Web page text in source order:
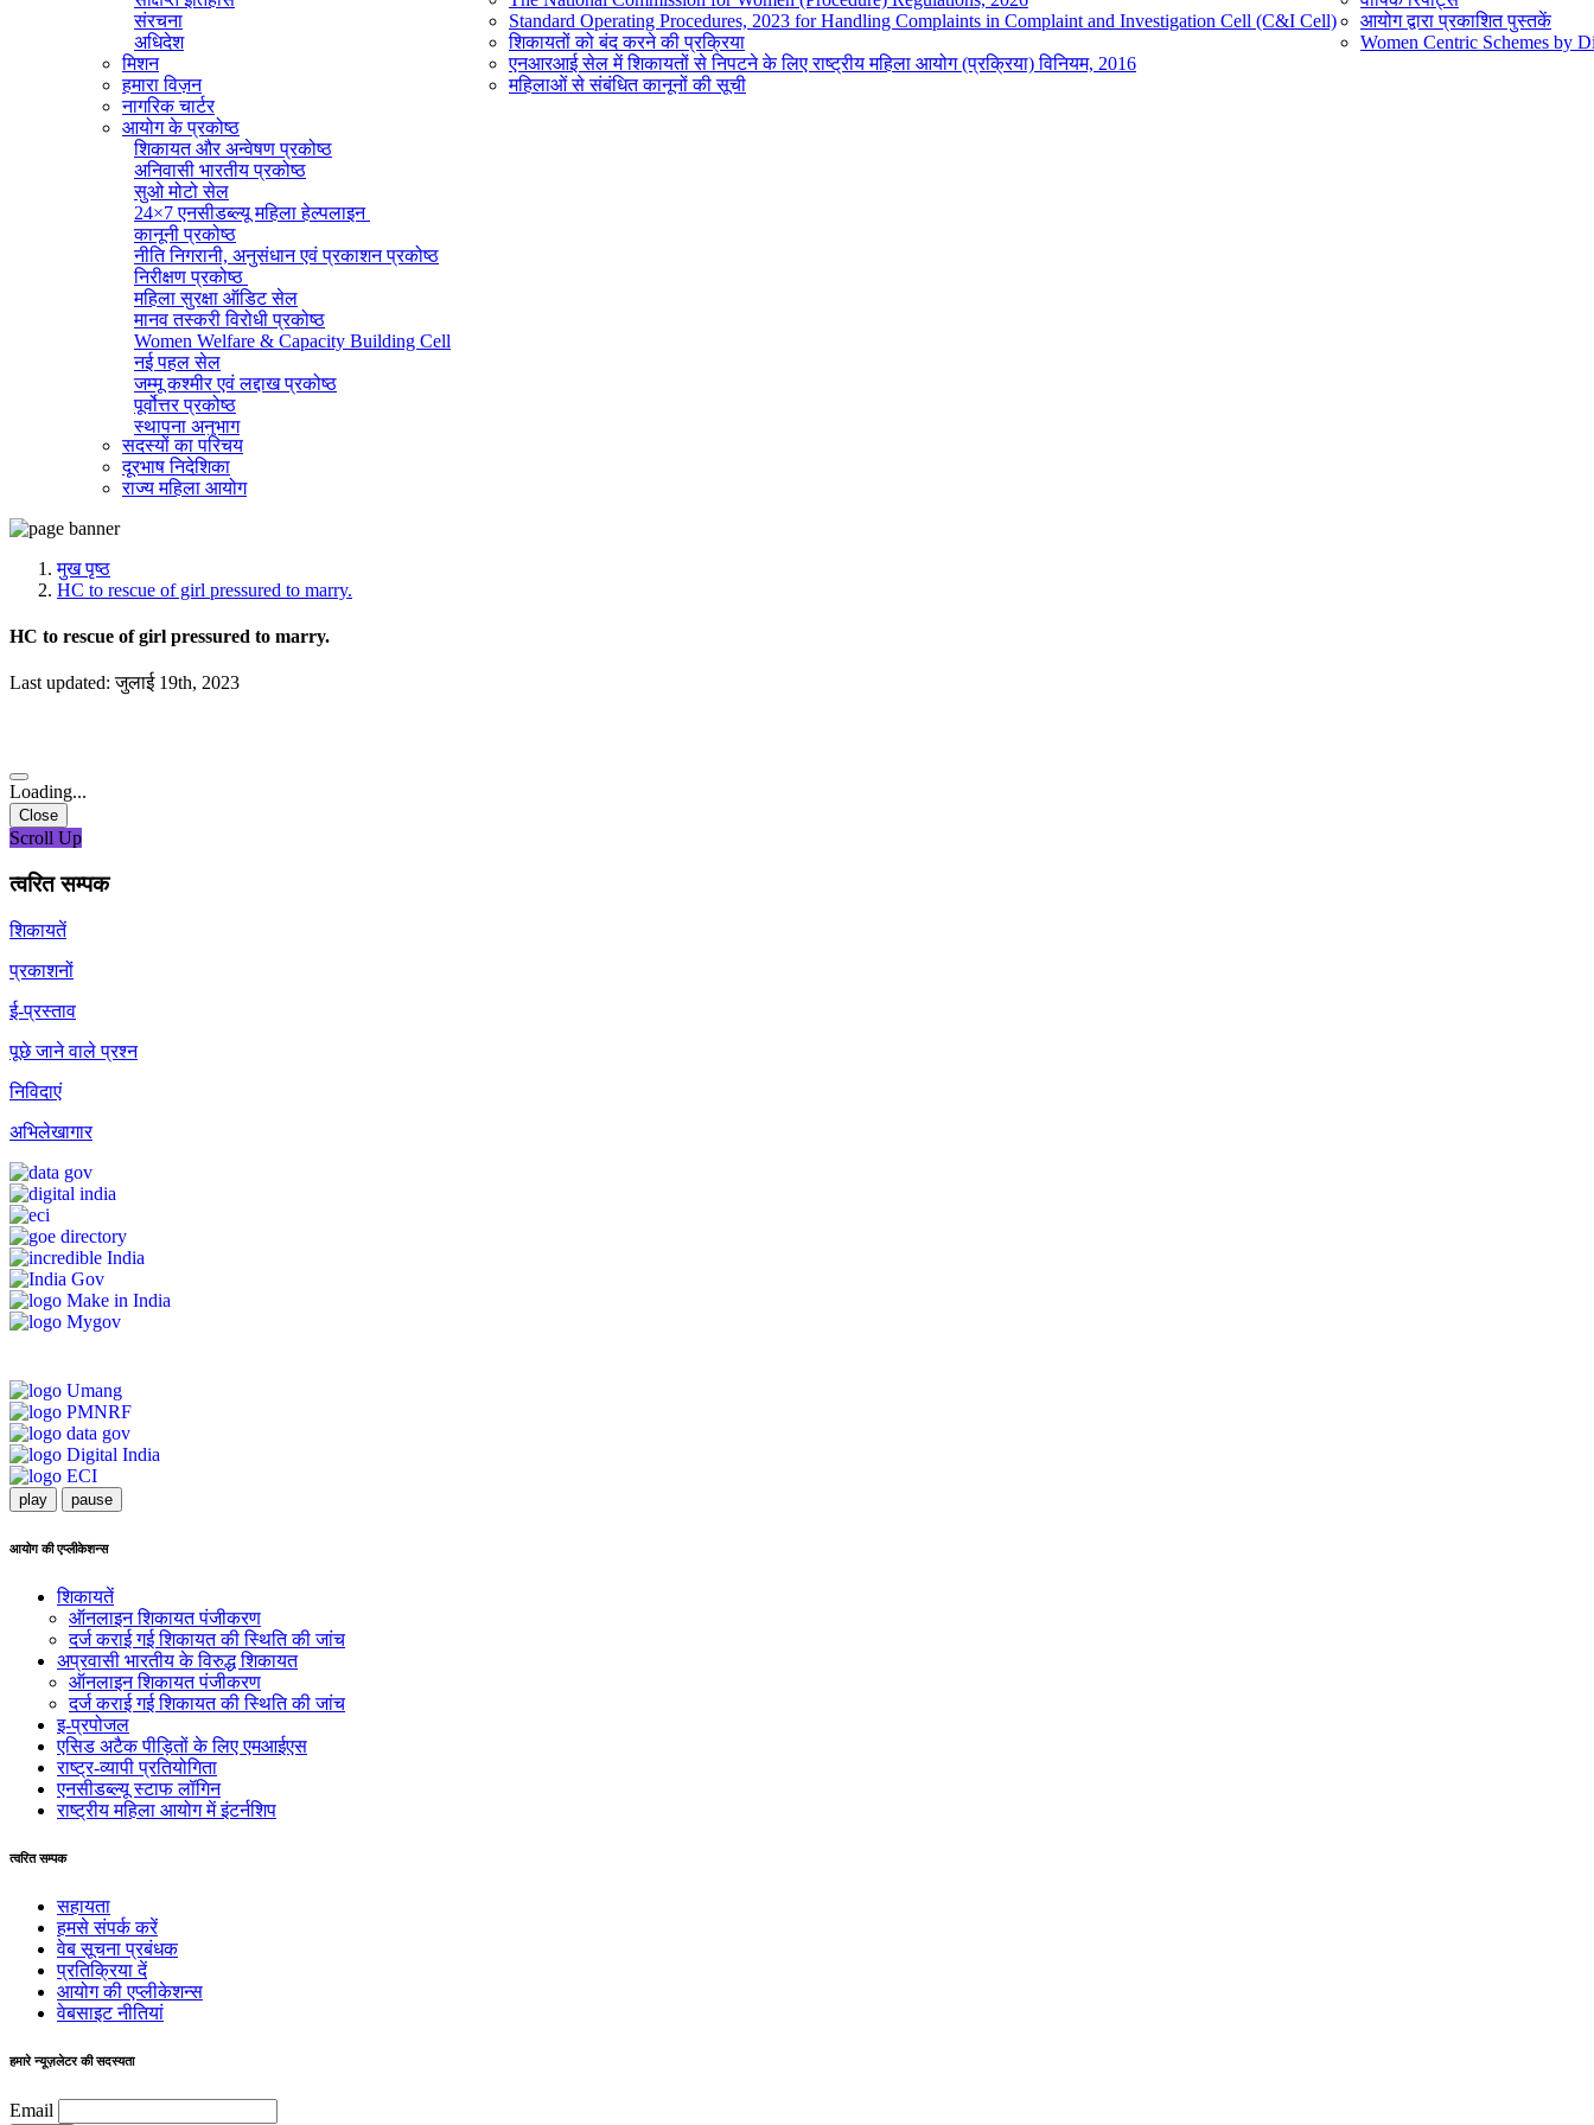
संरचना
अधिदेश
मिशन
हमारा विज़न
नागरिक चार्टर
आयोग के प्रकोष्ठ
शिकायत और अन्वेषण प्रकोष्ठ
अनिवासी भारतीय प्रकोष्ठ
सुओ मोटो सेल
24×7 एनसीडब्ल्यू महिला हेल्पलाइन
कानूनी प्रकोष्ठ
नीति निगरानी, ​​अनुसंधान एवं प्रकाशन प्रकोष्ठ
निरीक्षण प्रकोष्ठ
महिला सुरक्षा ऑडिट सेल
मानव तस्करी विरोधी प्रकोष्ठ
Women Welfare & Capacity Building Cell
नई पहल सेल
जम्मू कश्मीर एवं लद्दाख प्रकोष्ठ
पूर्वोत्तर प्रकोष्ठ
स्थापना अनुभाग
व्यवस्थापक अनुभाग (सामान्य)
सूचना का अधिकार प्रकोष्ठ
राजभाषा प्रकोष्ठ
सदस्यों का परिचय
दूरभाष निदेशिका
राज्य महिला आयोग
Standard Operating Procedures, 2023 for Handling Complaints in Complaint and Investigation Cell (C&I Cell)
शिकायतों को बंद करने की प्रक्रिया
एनआरआई सेल में शिकायतों से निपटने के लिए राष्ट्रीय महिला आयोग (प्रक्रिया) विनियम, 2016
महिलाओं से संबंधित कानूनों की सूची
आयोग द्वारा प्रकाशित पुस्तकें
Women Centric Schemes by
मुख पृष्ठ
HC to rescue of girl pressured to marry.
HC to rescue of girl pressured to marry.
Last updated: जुलाई 19th, 2023
Loading...
Close
Scroll Up
त्वरित सम्पक
शिकायतें
प्रकाशनों
ई-प्रस्ताव
पूछे जाने वाले प्रश्न
निविदाएं
अभिलेखागार
play pause
आयोग की एप्लीकेशन्स
शिकायतें
ऑनलाइन शिकायत पंजीकरण
दर्ज कराई गई शिकायत की स्थिति की जांच
अप्रवासी भारतीय के विरुद्ध शिकायत
ऑनलाइन शिकायत पंजीकरण
दर्ज कराई गई शिकायत की स्थिति की जांच
इ-प्रपोजल
एसिड अटैक पीड़ितों के लिए एमआईएस
राष्ट्र-व्यापी प्रतियोगिता
एनसीडब्ल्यू स्टाफ लॉगिन
राष्ट्रीय महिला आयोग में इंटर्नशिप
त्वरित सम्पक
सहायता
हमसे संपर्क करें
वेब सूचना प्रबंधक
प्रतिक्रिया दें
आयोग की एप्लीकेशन्स
वेबसाइट नीतियां
हमारे न्यूज़लेटर की सदस्यता
Email